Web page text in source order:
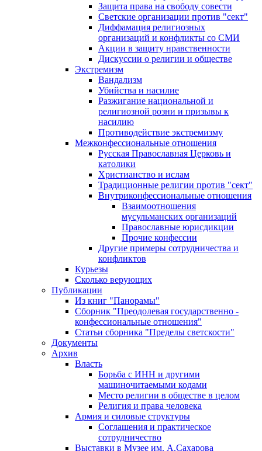
Защита права на свободу совести
Светские организации против "сект"
Диффамация религиозных
организаций и конфликты со СМИ
Акции в защиту нравственности
Дискуссии о религии и обществе
Экстремизм
Вандализм
Убийства и насилие
Разжигание национальной и
религиозной розни и призывы к
насилию
Противодействие экстремизму
Межконфессиональные отношения
Русская Православная Церковь и
католики
Христианство и ислам
Традиционные религии против "сект"
Внутриконфессиональные отношения
Взаимоотношения
мусульманских организаций
Православные юрисдикции
Прочие конфессии
Другие примеры сотрудничества и
конфликтов
Курьезы
Сколько верующих
Публикации
Из книг "Панорамы"
Сборник "Преодолевая государственно -
конфессиональные отношения"
Статьи сборника "Пределы светскости"
Документы
Архив
Власть
Борьба с ИНН и другими
машиночитаемыми кодами
Место религии в обществе в целом
Религия и права человека
Армия и силовые структуры
Соглашения и практическое
сотрудничество
Выставки в Музее им. А.Сахарова